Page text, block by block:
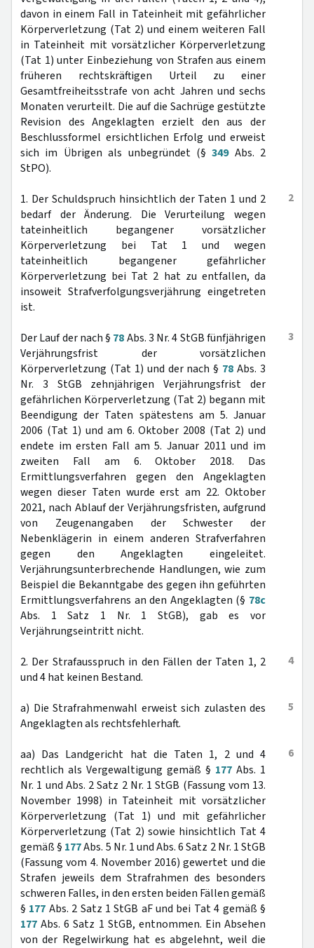
davon in einem Fall in Tateinheit mit gefährlicher
Körperverletzung (Tat 2) und einem weiteren Fall
in Tateinheit mit vorsätzlicher Körperverletzung
(Tat 1) unter Einbeziehung von Strafen aus einem
früheren rechtskräftigen Urteil zu einer
Gesamtfreiheitsstrafe von acht Jahren und sechs
Monaten verurteilt. Die auf die Sachrüge gestützte
Revision des Angeklagten erzielt den aus der
Beschlussformel ersichtlichen Erfolg und erweist
sich im Übrigen als unbegründet (§349Abs. 2
StPO).
2
1. Der Schuldspruch hinsichtlich der Taten 1 und 2
bedarf der Änderung. Die Verurteilung wegen
tateinheitlich begangener vorsätzlicher
Körperverletzung bei Tat 1 und wegen
tateinheitlich begangener gefährlicher
Körperverletzung bei Tat 2 hat zu entfallen, da
insoweit Strafverfolgungsverjährung eingetreten
ist.
3
Der Lauf der nach § 78Abs. 3 Nr. 4 StGB fünfjährigen
Verjährungsfrist der vorsätzlichen
Körperverletzung (Tat 1) und der nach § 78 Abs. 3
Nr. 3 StGB zehnjährigen Verjährungsfrist der
gefährlichen Körperverletzung (Tat 2) begann mit
Beendigung der Taten spätestens am 5. Januar
2006 (Tat 1) und am 6. Oktober 2008 (Tat 2) und
endete im ersten Fall am 5. Januar 2011 und im
zweiten Fall am 6. Oktober 2018. Das
Ermittlungsverfahren gegen den Angeklagten
wegen dieser Taten wurde erst am 22. Oktober
2021, nach Ablauf der Verjährungsfristen, aufgrund
von Zeugenangaben der Schwester der
Nebenklägerin in einem anderen Strafverfahren
gegen den Angeklagten eingeleitet.
Verjährungsunterbrechende Handlungen, wie zum
Beispiel die Bekanntgabe des gegen ihn geführten
Ermittlungsverfahrens an den Angeklagten (§ 78c
Abs. 1 Satz 1 Nr. 1 StGB), gab es vor
Verjährungseintritt nicht.
4
2. Der Strafausspruch in den Fällen der Taten 1, 2
und 4 hat keinen Bestand.
5
a) Die Strafrahmenwahl erweist sich zulasten des
Angeklagten als rechtsfehlerhaft.
6
aa) Das Landgericht hat die Taten 1, 2 und 4
rechtlich als Vergewaltigung gemäß § 177 Abs. 1
Nr. 1 und Abs. 2 Satz 2 Nr. 1 StGB (Fassung vom 13.
November 1998) in Tateinheit mit vorsätzlicher
Körperverletzung (Tat 1) und mit gefährlicher
Körperverletzung (Tat 2) sowie hinsichtlich Tat 4
gemäß § 177Abs. 5 Nr. 1 und Abs. 6 Satz 2 Nr. 1 StGB
(Fassung vom 4. November 2016) gewertet und die
Strafen jeweils dem Strafrahmen des besonders
schweren Falles, in den ersten beiden Fällen gemäß
§ 177 Abs. 2 Satz 1 StGB aF und bei Tat 4 gemäß §
177 Abs. 6 Satz 1 StGB, entnommen. Ein Absehen
von der Regelwirkung hat es abgelehnt, weil die